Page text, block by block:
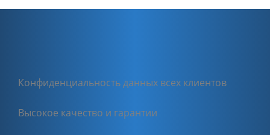
Конфиденциальность данных всех клиентов
Высокое качество и гарантии